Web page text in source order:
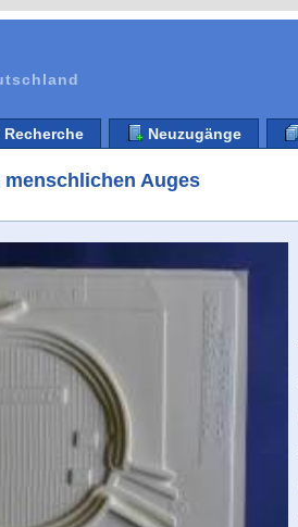
Recherche Neuzugänge
Auges